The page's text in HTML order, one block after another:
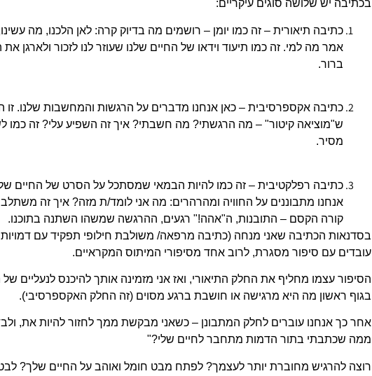
בכתיבה יש שלושה סוגים עיקריים:
כתיבה תיאורית – זה כמו יומן – רושמים מה בדיוק קרה: לאן הלכנו, מה
אמר מה למי. זה כמו תיעוד וידאו של החיים שלנו שעוזר לנו לזכור ולארגן את
ברור.
כתיבה אקספרסיבית – כאן אנחנו מדברים על הרגשות והמחשבות שלנו. זו
ש"מוציאה קיטור" – מה הרגשתי? מה חשבתי? איך זה השפיע עלי? זה כמו
מסיר.
כתיבה רפלקטיבית – זה כמו להיות הבמאי שמסתכל על הסרט של החיים
אנחנו מתבוננים על החוויה ומהרהרים: מה אני לומד/ת מזה? איך זה
קורה הקסם – התובנות, ה"אהה!" רגעים, ההרגשה שמשהו השתנה בתוכנו.
בסדנאות הכתיבה שאני מנחה (כתיבה מרפאה/ משולבת חילופי תפקיד עם דמויות
עובדים עם סיפור מסגרת, לרוב אחד מסיפורי המיתוס המקראיים.
הסיפור עצמו מחליף את החלק התיאורי, ואז אני מזמינה אותך להיכנס לנעליים
בגוף ראשון מה היא מרגישה או חושבת ברגע מסוים (זה החלק האקספרסיבי).
אחר כך אנחנו עוברים לחלק המתבונן – כשאני מבקשת ממך לחזור להיות את,
ממה שכתבתי בתור הדמות מתחבר לחיים שלי?"
רוצה להרגיש מחוברת יותר לעצמך? לפתח מבט חומל ואוהב על החיים שלך?